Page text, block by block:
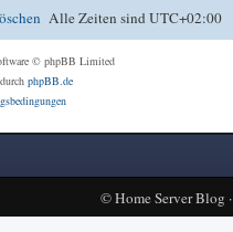
Alle Zeiten sindUTC+02:00
© phpBB Limited
phpBB.de
©Home Server Blog